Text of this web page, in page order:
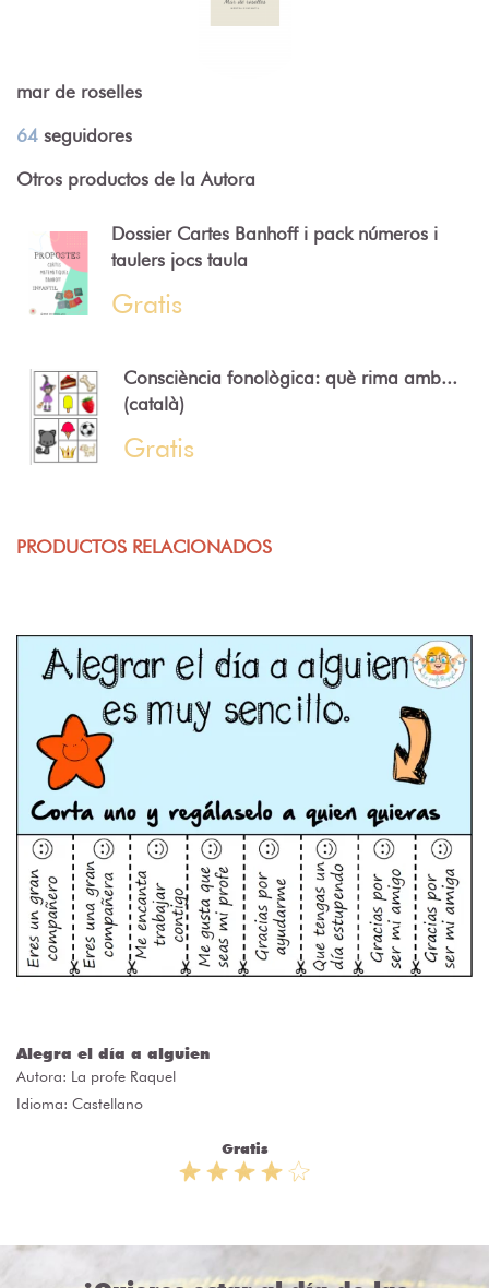
mar de roselles
64 seguidores
Otros productos de la Autora
Dossier Cartes Banhoff i pack números i
taulers jocs taula
Gratis
Consciència fonològica: què rima amb...
(català)
Gratis
PRODUCTOS RELACIONADOS
Alegra el día a alguien
Autora: La profe Raquel
Idioma: Castellano
Gratis